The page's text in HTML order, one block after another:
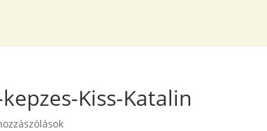
Kiss-Katalin